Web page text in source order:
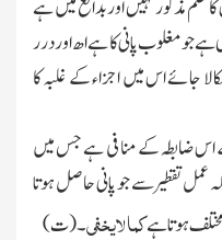
حکم مذکور نہیں اور بدائع میں ہے
ہے جو مغلوب پانی کا ہے اھ اور درر
جائے اس میں اجزاء کے غلبہ کا
اس ضابطہ کے منافی ہے جس میں
عمل تقطیر سے جو پانی حاصل ہوتا
ہوتا ہےکما لایخفی۔ (ت)